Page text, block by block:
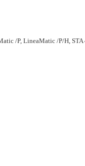
/P, LineaMatic /P/H, STA